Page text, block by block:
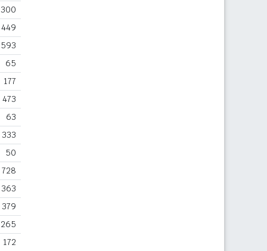
300
449
593
65
177
473
63
333
50
728
363
379
265
172